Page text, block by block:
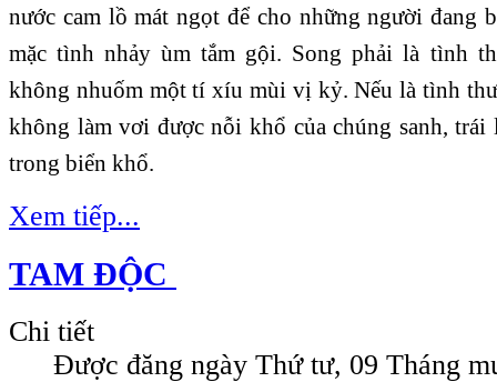
nước cam lồ mát ngọt để cho những người đang
mặc tình nhảy ùm tắm gội. Song phải là tình
không nhuốm một tí xíu mùi vị kỷ. Nếu là tình
không làm vơi được nỗi khổ của chúng sanh,
trong biển khổ.
Xem tiếp...
TAM ĐỘC
Chi tiết
Được đăng ngày Thứ tư, 09 Tháng